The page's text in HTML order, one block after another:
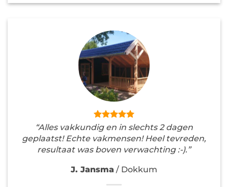
“Alles vakkundig en in slechts 2 dagen
geplaatst! Echte vakmensen! Heel tevreden,
resultaat was boven verwachting :-).”
J. Jansma / Dokkum